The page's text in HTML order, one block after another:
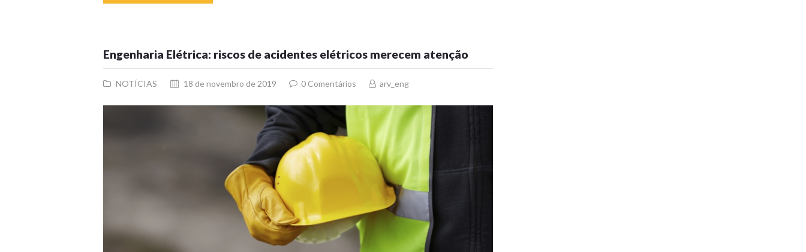
Engenharia Elétrica: riscos de acidentes elétricos merecem atenção
NOTÍCIAS 18 de novembro de 2019 0 Comentários arv_eng